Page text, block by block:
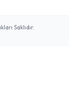
Saklıdır.